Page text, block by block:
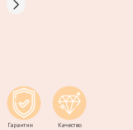
Гарантии Качество